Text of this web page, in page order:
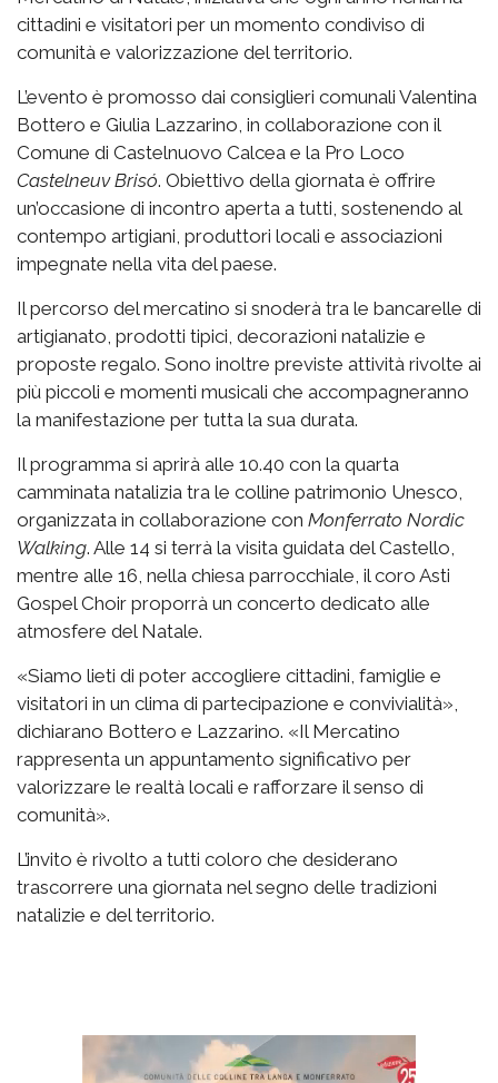
cittadini e visitatori per un momento condiviso di
comunità e valorizzazione del territorio.
L’evento è promosso dai consiglieri comunali Valentina
Bottero e Giulia Lazzarino, in collaborazione con il
Comune di Castelnuovo Calcea e la Pro Loco
Castelneuv Brisó. Obiettivo della giornata è offrire
un’occasione di incontro aperta a tutti, sostenendo al
contempo artigiani, produttori locali e associazioni
impegnate nella vita del paese.
Il percorso del mercatino si snoderà tra le bancarelle di
artigianato, prodotti tipici, decorazioni natalizie e
proposte regalo. Sono inoltre previste attività rivolte ai
più piccoli e momenti musicali che accompagneranno
la manifestazione per tutta la sua durata.
Il programma si aprirà alle 10.40 con la quarta
camminata natalizia tra le colline patrimonio Unesco,
organizzata in collaborazione con Monferrato Nordic
Walking. Alle 14 si terrà la visita guidata del Castello,
mentre alle 16, nella chiesa parrocchiale, il coro Asti
Gospel Choir proporrà un concerto dedicato alle
atmosfere del Natale.
«Siamo lieti di poter accogliere cittadini, famiglie e
visitatori in un clima di partecipazione e convivialità»,
dichiarano Bottero e Lazzarino. «Il Mercatino
rappresenta un appuntamento significativo per
valorizzare le realtà locali e rafforzare il senso di
comunità».
L’invito è rivolto a tutti coloro che desiderano
trascorrere una giornata nel segno delle tradizioni
natalizie e del territorio.